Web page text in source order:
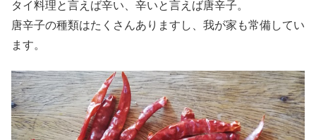
タイ料理と言えば辛い、辛いと言えば唐辛子。
唐辛子の種類はたくさんありますし、我が家も常備してい
ます。